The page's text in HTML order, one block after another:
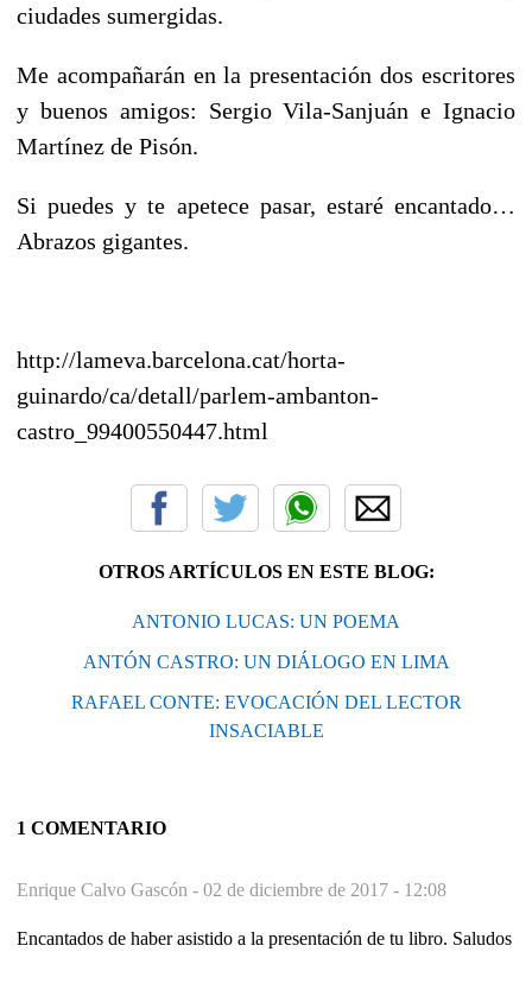
ciudades sumergidas.
Me acompañarán en la presentación dos escritores
y buenos amigos: Sergio Vila-Sanjuán e Ignacio
Martínez de Pisón.
Si puedes y te apetece pasar, estaré encantado…
Abrazos gigantes.
http://lameva.barcelona.cat/horta-
guinardo/ca/detall/parlem-ambanton-
castro_99400550447.html
OTROS ARTÍCULOS EN ESTE BLOG:
ANTONIO LUCAS: UN POEMA
ANTÓN CASTRO: UN DIÁLOGO EN LIMA
RAFAEL CONTE: EVOCACIÓN DEL LECTOR
INSACIABLE
1 COMENTARIO
Enrique Calvo Gascón - 02 de diciembre de 2017 - 12:08
Encantados de haber asistido a la presentación de tu libro. Saludos